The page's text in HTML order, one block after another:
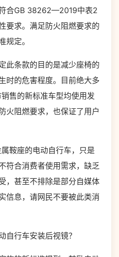
合GB 38262—2019中表2
要求。满足防火阻燃要求的
规定。
条款的目的是减少座椅的
时的危害程度。目前绝大多
售的新标准车型均使用发
火阻燃要求，也保证了用户
鞍座的电动自行车，只是
符合消费者使用需求，缺乏
，甚至不排除是部分自媒体
信息，请网民不要被此类消
行车安装后视镜？